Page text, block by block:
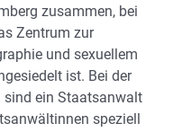
zusammen, bei
Zentrum zur
und sexuellem
ist. Bei der
ein Staatsanwalt
speziell